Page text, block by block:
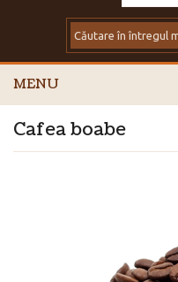
MENU
Cafea boabe